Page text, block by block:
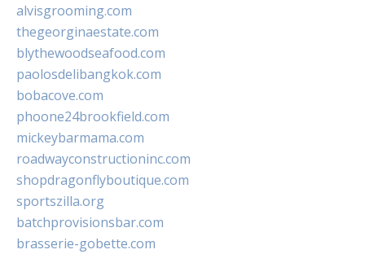
alvisgrooming.com
thegeorginaestate.com
blythewoodseafood.com
paolosdelibangkok.com
bobacove.com
phoone24brookfield.com
mickeybarmama.com
roadwayconstructioninc.com
shopdragonflyboutique.com
sportszilla.org
batchprovisionsbar.com
brasserie-gobette.com